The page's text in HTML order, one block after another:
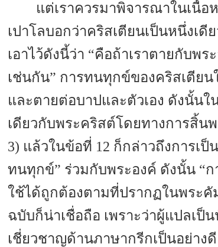
แต่เราควรมาพิจารณาในเนื้อ
เปาโลบอกว่าคริสเตียนเป็นหนึ่งเ
เอาไว้ดังนี้ว่า “คือถ้าเราตายกับพ
เช่นกัน” การทนทุกข์ของคริสเตีย
และตายต่อบาปและตัวเอง ดังนั้นใ
เดียวกับพระคริสต์โดยทางการสิ้น
3) แล้วในข้อที่ 12 ก็กล่าวถึงการเ
ทนทุกข์” ร่วมกับพระองค์ ดังนั้น “
ใช้ได้ถูกต้องตามที่ปรากฏในพระคั
ฉบับก็น่าเชื่อถือ เพราะว่าผู้แปลเ
เชี่ยวชาญด้านภาษากรีกเป็นอย่าง